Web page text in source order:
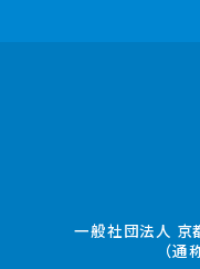
一般社団法人 京
（通